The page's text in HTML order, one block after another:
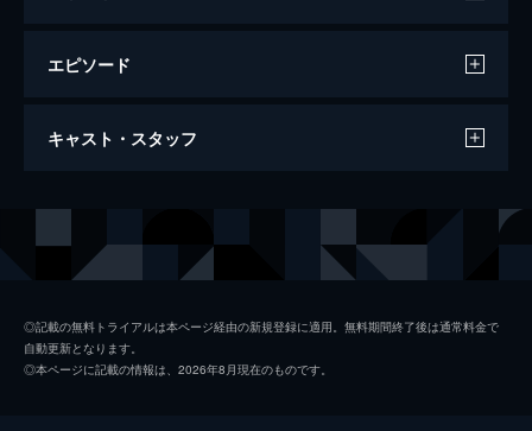
エピソード
バウンティー・ハンター
キャスト・スタッフ
マイロ
◎記載の無料トライアルは本ページ経由の新規登録に適用。無料期間終了後は通常料金で
自動更新となります。
◎本ページに記載の情報は、2026年8月現在のものです。